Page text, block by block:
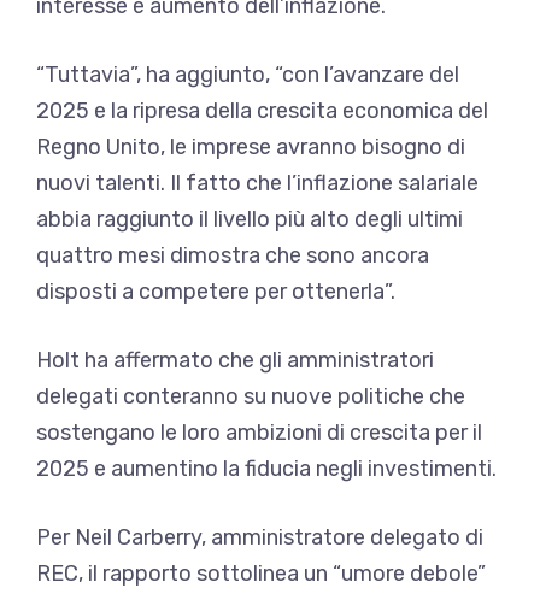
interesse e aumento dell’inflazione.
“Tuttavia”, ha aggiunto, “con l’avanzare del
2025 e la ripresa della crescita economica del
Regno Unito, le imprese avranno bisogno di
nuovi talenti. Il fatto che l’inflazione salariale
abbia raggiunto il livello più alto degli ultimi
quattro mesi dimostra che sono ancora
disposti a competere per ottenerla”.
Holt ha affermato che gli amministratori
delegati conteranno su nuove politiche che
sostengano le loro ambizioni di crescita per il
2025 e aumentino la fiducia negli investimenti.
Per Neil Carberry, amministratore delegato di
REC, il rapporto sottolinea un “umore debole”